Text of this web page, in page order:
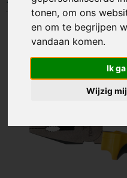
tonen, om ons
en om te begrijpen
vandaan komen.
Ik
Wijzig